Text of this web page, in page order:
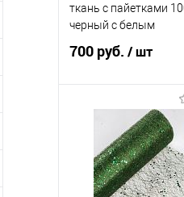
ткань с пайетками
черный с белым
700 руб. / шт
В
Купить в 1 клик
В избранное